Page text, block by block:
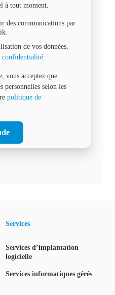
à tout moment.
des communications par
de vos données,
confidentialité.
vous acceptez que
personnelles selon les
politique de
Services
Services d’implantation
logicielle
Services informatiques gérés